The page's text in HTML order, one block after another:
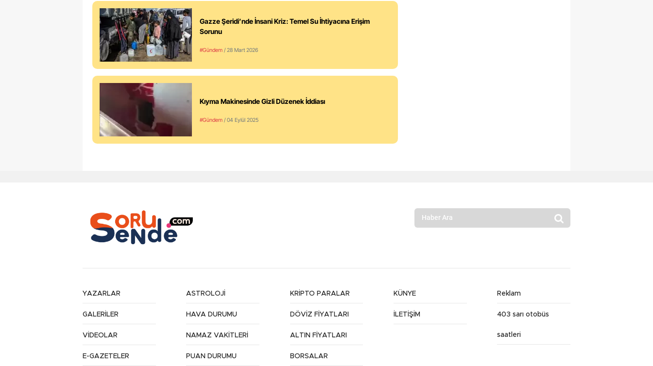
Gazze Şeridi’nde İnsani Kriz: Temel Su İhtiyacına Erişim
Sorunu
#Gündem / 28 Mart 2026
Kıyma Makinesinde Gizli Düzenek İddiası
#Gündem / 04 Eylül 2025
YAZARLAR
GALERİLER
VİDEOLAR
E-GAZETELER
ASTROLOJİ
HAVA DURUMU
NAMAZ VAKİTLERİ
PUAN DURUMU
KRİPTO PARALAR
DÖVİZ FİYATLARI
ALTIN FİYATLARI
BORSALAR
KÜNYE
İLETİŞİM
Reklam
403 sarı otobüs
saatleri